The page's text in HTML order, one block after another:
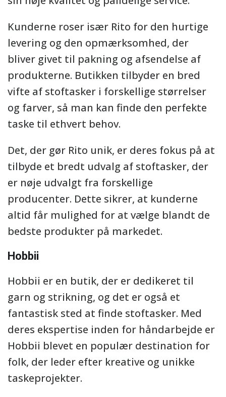
Kunderne roser især Rito for den hurtige
levering og den opmærksomhed, der
bliver givet til pakning og afsendelse af
produkterne. Butikken tilbyder en bred
vifte af stoftasker i forskellige størrelser
og farver, så man kan finde den perfekte
taske til ethvert behov.
Det, der gør Rito unik, er deres fokus på at
tilbyde et bredt udvalg af stoftasker, der
er nøje udvalgt fra forskellige
producenter. Dette sikrer, at kunderne
altid får mulighed for at vælge blandt de
bedste produkter på markedet.
Hobbii
Hobbii er en butik, der er dedikeret til
garn og strikning, og det er også et
fantastisk sted at finde stoftasker. Med
deres ekspertise inden for håndarbejde er
Hobbii blevet en populær destination for
folk, der leder efter kreative og unikke
taskeprojekter.